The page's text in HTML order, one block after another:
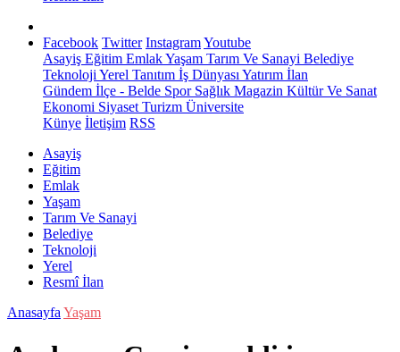
Facebook Twitter InstagramYoutube
Asayiş Eğitim EmlakYaşam Tarım Ve Sanayi Belediye
Teknoloji Yerel Tanıtım İş Dünyası Yatırım İlan
Gündem İlçe - Belde SporSağlık Magazin Kültür Ve Sanat
Ekonomi Siyaset Turizm Üniversite
Künye İletişim RSS
Asayiş
Eğitim
Emlak
Yaşam
Tarım Ve Sanayi
Belediye
Teknoloji
Yerel
Resmî İlan
Anasayfa Yaşam